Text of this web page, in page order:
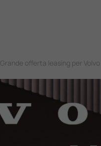
Grande offerta leasing per